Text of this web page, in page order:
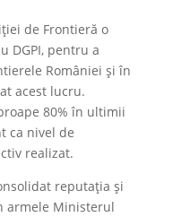
de Frontieră o
DGPI, pentru a
României și în
acest lucru.
80% în ultimii
ca nivel de
realizat.
reputația și
armele Ministerul